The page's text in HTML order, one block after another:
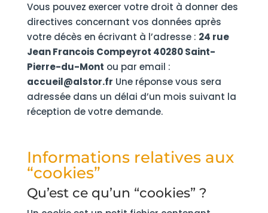
Vous pouvez exercer votre droit à donner des
directives concernant vos données après
votre décès en écrivant à l’adresse : 24 rue
Jean Francois Compeyrot 40280 Saint-
Pierre-du-Mont ou par email :
accueil@alstor.fr Une réponse vous sera
adressée dans un délai d’un mois suivant la
réception de votre demande.
Informations relatives aux
“cookies”
Qu’est ce qu’un “cookies” ?